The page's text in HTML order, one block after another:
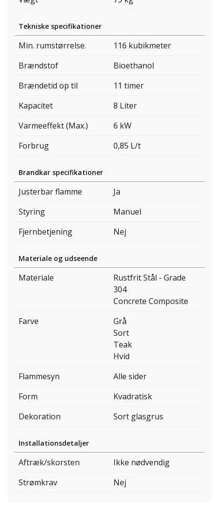
Tekniske specifikationer
Min. rumstørrelse.
116 kubikmeter
Brændstof
Bioethanol
Brændetid op til
11 timer
Kapacitet
8 Liter
Varmeeffekt (Max.)
6 kW
Forbrug
0,85 L/t
Brandkar specifikationer
Justerbar flamme
Ja
Styring
Manuel
Fjernbetjening
Nej
Materiale og udseende
Materiale
Rustfrit Stål - Grade
304
Concrete Composite
Farve
Grå
Sort
Teak
Hvid
Flammesyn
Alle sider
Form
Kvadratisk
Dekoration
Sort glasgrus
Installationsdetaljer
Aftræk/skorsten
Ikke nødvendig
Strømkrav
Nej